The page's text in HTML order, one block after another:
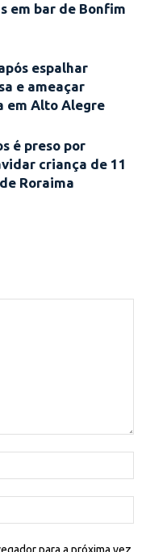
em bar de Bonfim
espalhar
e ameaçar
em Alto Alegre
é preso por
criança de 11
Roraima